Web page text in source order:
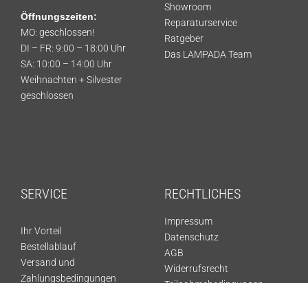
Öffnungszeiten:
MO: geschlossen!
DI – FR: 9:00 – 18:00 Uhr
SA: 10:00 – 14:00 Uhr
Weihnachten + Silvester
geschlossen
Showroom
Reparaturservice
Ratgeber
Das LAMPADA Team
SERVICE
Ihr Vorteil
Bestellablauf
Versand und
Zahlungsbedingungen
RECHTLICHES
Impressum
Datenschutz
AGB
Widerrufsrecht